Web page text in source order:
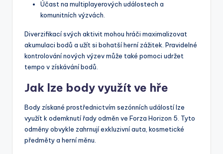
Účast na multiplayerových událostech a
komunitních výzvách.
Diverzifikací svých aktivit mohou hráči maximalizovat
akumulaci bodů a užít si bohatší herní zážitek. Pravidelné
kontrolování nových výzev může také pomoci udržet
tempo v získávání bodů.
Jak lze body využít ve hře
Body získané prostřednictvím sezónních událostí lze
využít k odemknutí řady odměn ve Forza Horizon 5. Tyto
odměny obvykle zahrnují exkluzivní auta, kosmetické
předměty a herní měnu.